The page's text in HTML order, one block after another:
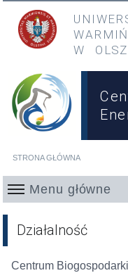
Przejdź do treści
Przejdź do menu głównego
W
STRONA GŁÓWNA
Menu główne
Działalność
Centrum